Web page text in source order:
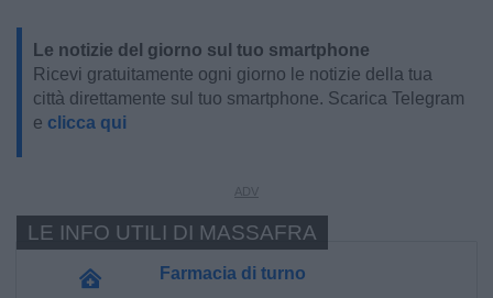
Le notizie del giorno sul tuo smartphone
Ricevi gratuitamente ogni giorno le notizie della tua
città direttamente sul tuo smartphone. Scarica Telegram
e clicca qui
Farmacia di turno
LE INFO UTILI DI MASSAFRA